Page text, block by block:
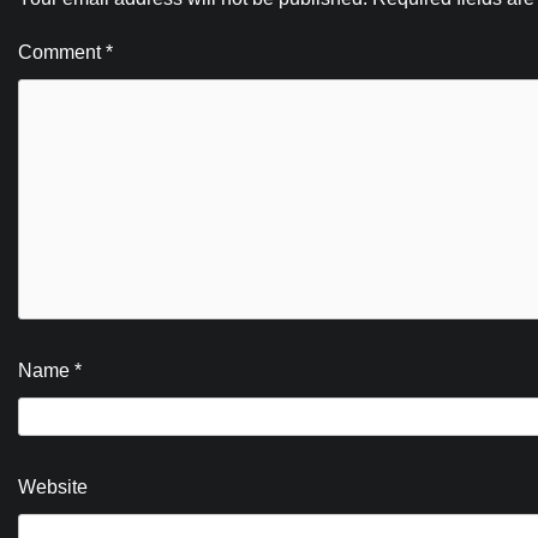
Comment*
Name *
Website